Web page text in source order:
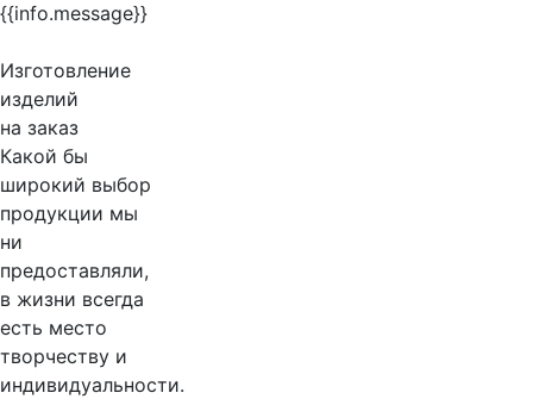
{{info.message}}
Изготовление
изделий
на заказ
Какой бы
широкий выбор
продукции мы
ни
предоставляли,
в жизни всегда
есть место
творчеству и
индивидуальности.